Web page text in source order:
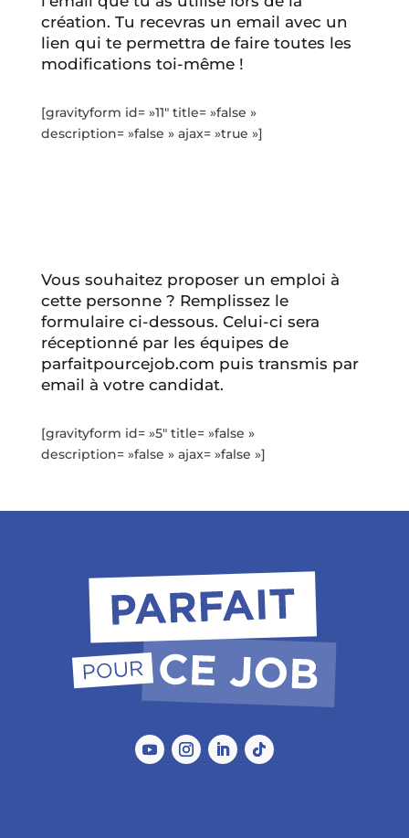
création. Tu recevras un email avec un
lien qui te permettra de faire toutes les
modifications toi-même !
[gravityform id= »11″ title= »false »
description= »false » ajax= »true »]
Vous souhaitez proposer un emploi à
cette personne ? Remplissez le
formulaire ci-dessous. Celui-ci sera
réceptionné par les équipes de
parfaitpourcejob.com puis transmis par
email à votre candidat.
[gravityform id= »5″ title= »false »
description= »false » ajax= »false »]